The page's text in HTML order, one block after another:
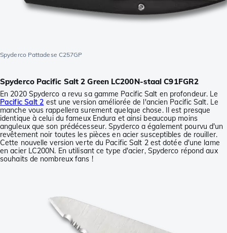
Spyderco Pattadese C257GP
Spyderco Pacific Salt 2 Green LC200N-staal C91FGR2
En 2020 Spyderco a revu sa gamme Pacific Salt en profondeur. Le
Pacific Salt 2 est une version améliorée de l'ancien Pacific Salt. Le
manche vous rappellera surement quelque chose. Il est presque
identique à celui du fameux Endura et ainsi beaucoup moins
anguleux que son prédécesseur. Spyderco a également pourvu d'un
revêtement noir toutes les pièces en acier susceptibles de rouiller.
Cette nouvelle version verte du Pacific Salt 2 est dotée d'une lame
en acier LC200N. En utilisant ce type d'acier, Spyderco répond aux
souhaits de nombreux fans !